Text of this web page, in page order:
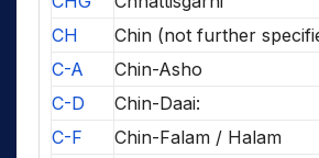
CH
Chin (not further
C-A
Chin-Asho
C-D
Chin-Daai:
C-F
Chin-Falam / Halam